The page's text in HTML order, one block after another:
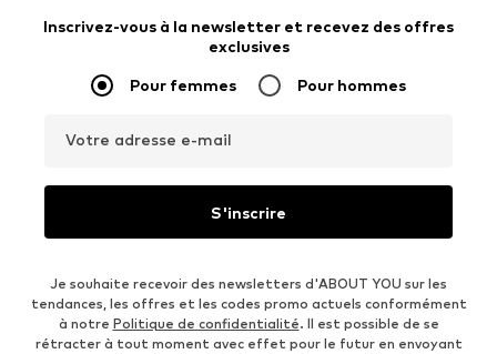
Inscrivez-vous à la newsletter et recevez des offres
exclusives
Pour femmes Pour hommes
Votre adresse e-mail
S'inscrire
Je souhaite recevoir des newsletters d'ABOUT YOU sur les
tendances, les offres et les codes promo actuels conformément
à notre Politique de confidentialité. Il est possible de se
rétracter à tout moment avec effet pour le futur en envoyant